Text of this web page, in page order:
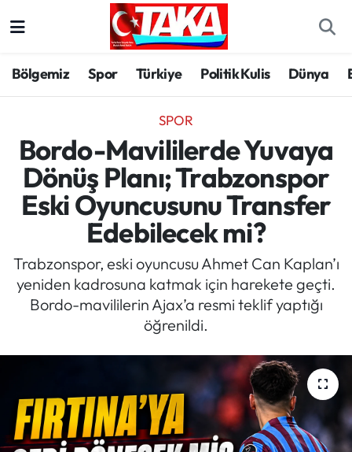
Bölgemiz Spor Türkiye Politik Kulis Dünya
SPOR
Bordo-Mavililerde Yuvaya
Dönüş Planı; Trabzonspor
Eski Oyuncusunu Transfer
Edebilecek mi?
Trabzonspor, eski oyuncusu Ahmet Can Kaplan’ı
yeniden kadrosuna katmak için harekete geçti.
Bordo-mavililerin Ajax’a resmi teklif yaptığı
öğrenildi.
Spor
Türkiye
Kültür/Sanat
Politika
Politik Kulis
Dünya
Röportaj
Trabzon Hava Durumu
Trabzon Trafik Yoğunluk Haritası
Süper Lig Puan Durumu ve Fikstür
Tüm Manşetler
Son Dakika Haberleri
Haber Arşivi